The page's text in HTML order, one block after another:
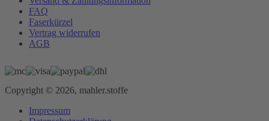
FAQ
Faserkürzel
Vertrag widerrufen
AGB
Copyright © 2026, mahler.stoffe
Impressum